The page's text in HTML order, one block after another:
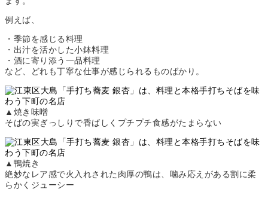
例えば、
・季節を感じる料理
・出汁を活かした小鉢料理
・酒に寄り添う一品料理
など、どれも丁寧な仕事が感じられるものばかり。
▲焼き味噌
そばの実ぎっしりで香ばしくプチプチ食感がたまらない
▲鴨焼き
絶妙なレア感で火入れされた肉厚の鴨は、噛み応えがある割に柔
らかくジューシー